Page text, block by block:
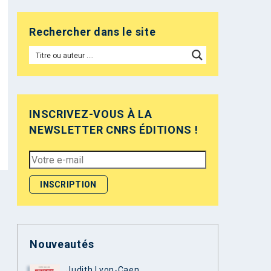
Rechercher dans le site
INSCRIVEZ-VOUS À LA
NEWSLETTER CNRS ÉDITIONS !
Nouveautés